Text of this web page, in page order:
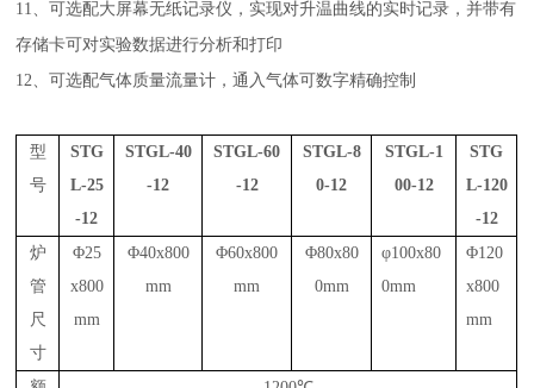
11、可选配大屏幕无纸记录仪，实现对升温曲线的实时记录，并带有
存储卡可对实验数据进行分析和打印
12、可选配气体质量流量计，通入气体可数字精确控制
型
号
STG
L-25
-12
STGL-40
-12
STGL-60
-12
STGL-8
0-12
STGL-1
00-12
STG
L-120
-12
炉
管
尺
寸
Φ25
x800
mm
Φ40x800
mm
Φ60x800
mm
Φ80x80
0mm
φ100x80
0mm
Φ120
x800
mm